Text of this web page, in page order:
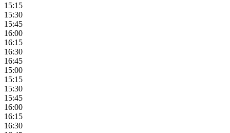
15:15
15:30
15:45
16:00
16:15
16:30
16:45
15:00
15:15
15:30
15:45
16:00
16:15
16:30